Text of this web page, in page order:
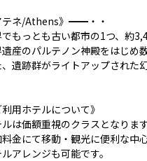
テネ/Athens》━━・・
もっとも古い都市の1つ、約
産のパルテノン神殿をはじめ
遺跡群がライトアップされた
用ホテルについて》
は価額重視のクラスとなります
金にて移動・観光に便利な中
アレンジも可能です。